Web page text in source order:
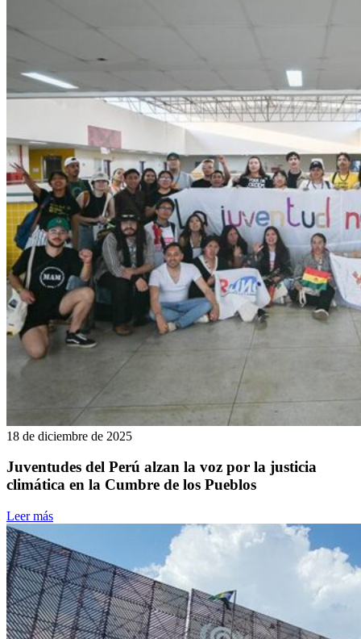
18 de diciembre de 2025
Juventudes del Perú alzan la voz por la justicia
climática en la Cumbre de los Pueblos
Leer más